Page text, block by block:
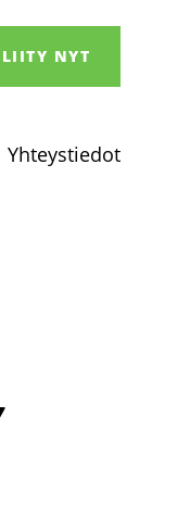
LIITY NYT
Yhteystiedot